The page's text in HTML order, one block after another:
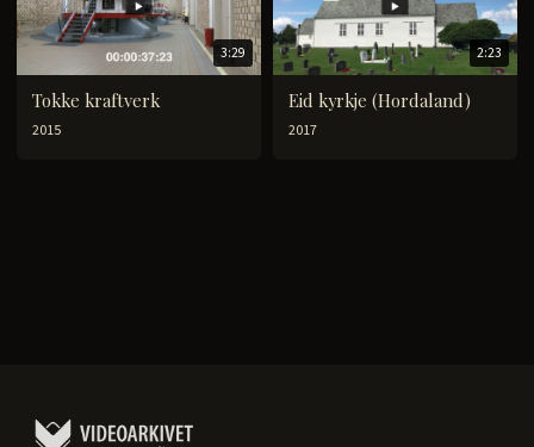
3:29
Tokke kraftverk
2015
2:23
Eid kyrkje (Hordaland)
2017